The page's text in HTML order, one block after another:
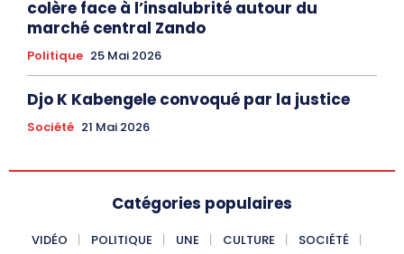
colère face à l’insalubrité autour du
marché central Zando
Politique 25 Mai 2026
Djo K Kabengele convoqué par la justice
Société 21 Mai 2026
Catégories populaires
VIDÉO POLITIQUE UNE CULTURE
SOCIÉTÉ